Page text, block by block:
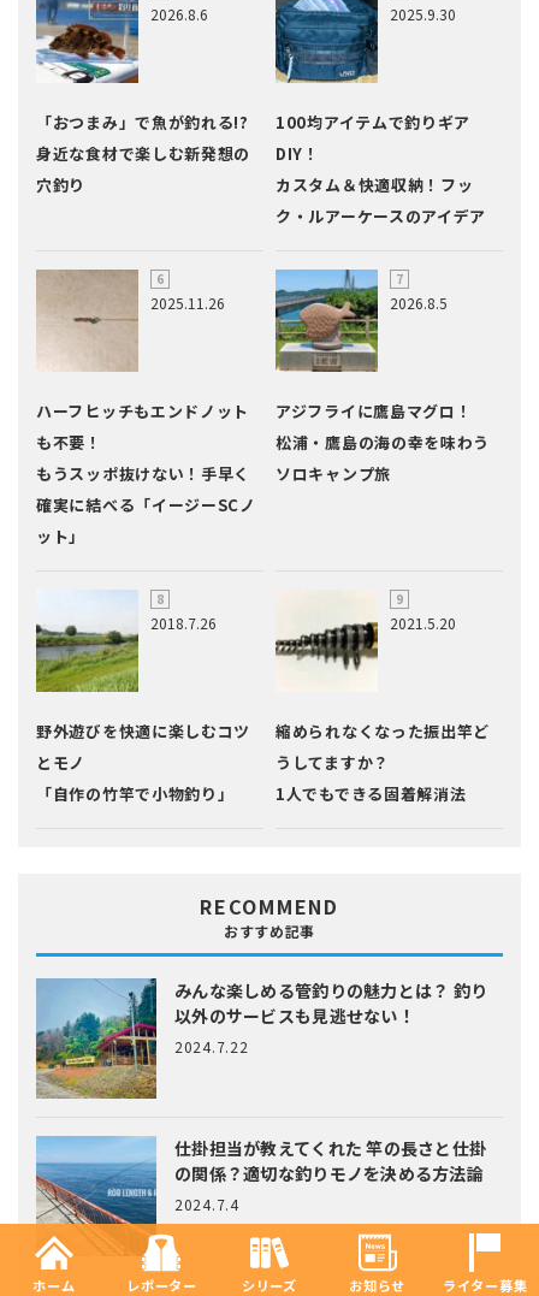
2026.8.6
「おつまみ」で魚が釣れる!?
身近な食材で楽しむ新発想の
穴釣り
2025.9.30
100均アイテムで釣りギア
DIY！
カスタム＆快適収納！フッ
ク・ルアーケースのアイデア
2025.11.26
ハーフヒッチもエンドノット
も不要！
もうスッポ抜けない！手早く
確実に結べる「イージーSCノ
ット」
2026.8.5
アジフライに鷹島マグロ！
松浦・鷹島の海の幸を味わう
ソロキャンプ旅
2018.7.26
野外遊びを快適に楽しむコツ
とモノ
「自作の竹竿で小物釣り」
2021.5.20
縮められなくなった振出竿ど
うしてますか？
1人でもできる固着解消法
RECOMMEND
おすすめ記事
みんな楽しめる管釣りの魅力とは？ 釣り
以外のサービスも見逃せない！
2024.7.22
仕掛担当が教えてくれた竿の長さと仕掛
の関係？適切な釣りモノを決める方法論
2024.7.4
ホーム レポーター シリーズ お知らせ ライター募集